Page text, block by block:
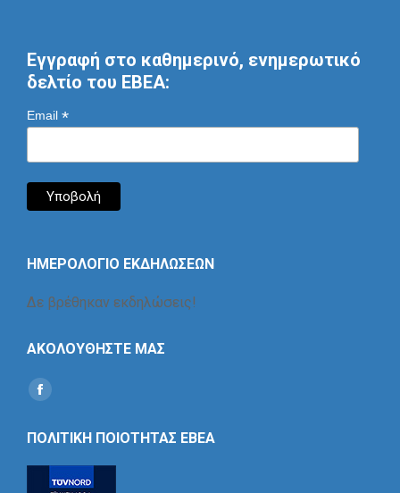
Εγγραφή στο καθημερινό, ενημερωτικό
δελτίο του ΕΒΕΑ:
Email *
ΗΜΕΡΟΛΟΓΙΟ ΕΚΔΗΛΩΣΕΩΝ
Δε βρέθηκαν εκδηλώσεις!
ΑΚΟΛΟΥΘΗΣΤΕ ΜΑΣ
Find us on:
Social
ΠΟΛΙΤΙΚΗ ΠΟΙΟΤΗΤΑΣ ΕΒΕΑ